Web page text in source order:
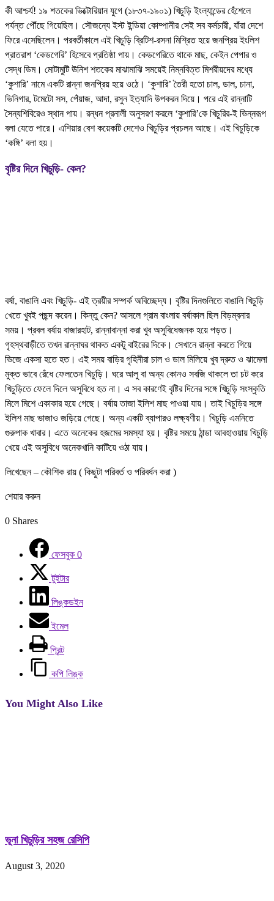
কী আশ্চর্য! ১৯ শতকের ভিক্টোরিয়ান যুগে (১৮৩৭-১৯০১) খিচুড়ি ইংল্যান্ডের হেঁশেলে
পর্যন্ত পৌঁছে গিয়েছিল। সৌজন্যে ইস্ট ইন্ডিয়া কোম্পানীর সেই সব কর্মচারী, যাঁরা দেশে
ফিরে এসেছিলেন। পরবর্তীকালে এই খিচুড়ি ব্রিটিশ-রসনা মিশ্রিত হয়ে জনপ্রিয় ইংলিশ
প্রাতরাশ ‘কেডগেরি’ হিসেবে প্রতিষ্ঠা পায়। কেডগেরিতে থাকে মাছ, কেইন পেপার ও
সেদ্ধ ডিম। মোটামুটি ঊনিশ শতকের মাঝামাঝি সময়েই নিম্নবিত্ত মিশরীয়দের মধ্যে
‘কুশারি’ নামে একটি রান্না জনপ্রিয় হয়ে ওঠে। ‘কুশারি’ তৈরী হতো চাল, ডাল, চানা,
ভিনিগার, টমেটো সস, পেঁয়াজ, আদা, রসুন ইত্যাদি উপকরন দিয়ে। পরে এই রান্নাটি
সৈন্যশিবিরেও স্থান পায়। রন্ধন প্রনালী অনুসরণ করলে ‘কুশারি’কে খিচুরির-ই ভিন্নরূপ
বলা যেতে পারে। এশিয়ার বেশ কয়েকটি দেশেও খিচুড়ির প্রচলন আছে। এই খিচুড়িকে
‘কঙ্গি’ বলা হয়।
বৃষ্টির দিনে খিচুড়ি- কেন?
বর্ষা, বাঙালি এবং খিচুড়ি- এই ত্রয়ীর সম্পর্ক অবিচ্ছেদ্য। বৃষ্টির দিনগুলিতে বাঙালি খিচুড়ি
খেতে খুবই পছন্দ করেন। কিন্তু কেন? আসলে গ্রাম বাংলায় বর্ষাকাল ছিল বিড়ম্বনার
সময়। প্রবল বর্ষায় বাজারহাট, রান্নাবান্না করা খুব অসুবিধেজনক হয়ে পড়ত।
গৃহস্থবাড়ীতে তখন রান্নাঘর থাকত একটু বাইরের দিকে। সেখানে রান্না করতে গিয়ে
ভিজে একসা হতে হত। এই সময় বাড়ির গৃহিনীরা চাল ও ডাল মিলিয়ে খুব দ্রুত ও ঝামেলা
মুক্ত ভাবে রেঁধে ফেলতেন খিচুড়ি। ঘরে আলু বা অন্য কোনও সবজি থাকলে তা চট করে
খিচুড়িতে ফেলে দিলে অসুবিধে হত না। এ সব কারণেই বৃষ্টির দিনের সঙ্গে খিচুড়ি সংস্কৃতি
মিলে মিশে একাকার হয়ে গেছে। বর্ষায় তাজা ইলিশ মাছ পাওয়া যায়। তাই খিচুড়ির সঙ্গে
ইলিশ মাছ ভাজাও জড়িয়ে গেছে। অন্য একটি ব্যাপারও লক্ষ্যণীয়। খিচুড়ি এমনিতে
গুরুপাক খাবার। এতে অনেকের হজমের সমস্যা হয়। বৃষ্টির সময়ে ঠান্ডা আবহাওয়ায় খিচুড়ি
খেয়ে এই অসুবিধে অনেকখানি কাটিয়ে ওঠা যায়।
লিখেছেন – কৌশিক রায় ( কিছুটা পরিবর্ত ও পরিবর্ধন করা )
শেয়ার করুন
0 Shares
ফেসবুক 0
টুইটার
লিঙ্কডইন
ইমেল
প্রিন্ট
কপি লিঙ্ক
You Might Also Like
ভূনা খিচুড়ির সহজ রেসিপি
August 3, 2020